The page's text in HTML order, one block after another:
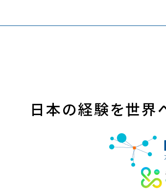
日本の経験を世界